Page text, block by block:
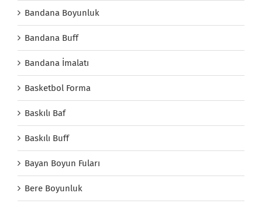
Bandana Boyunluk
Bandana Buff
Bandana İmalatı
Basketbol Forma
Baskılı Baf
Baskılı Buff
Bayan Boyun Fuları
Bere Boyunluk